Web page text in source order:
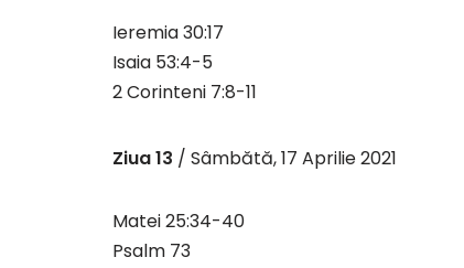
Ieremia 30:17
Isaia 53:4-5
2 Corinteni 7:8-11
Ziua 13 / Sâmbătă, 17 Aprilie 2021
Matei 25:34-40
Psalm 73